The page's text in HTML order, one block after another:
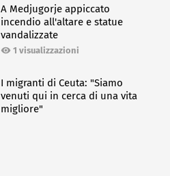
A Medjugorje appiccato
incendio all'altare e statue
vandalizzate
1 visualizzazioni
I migranti di Ceuta: "Siamo
venuti qui in cerca di una vita
migliore"